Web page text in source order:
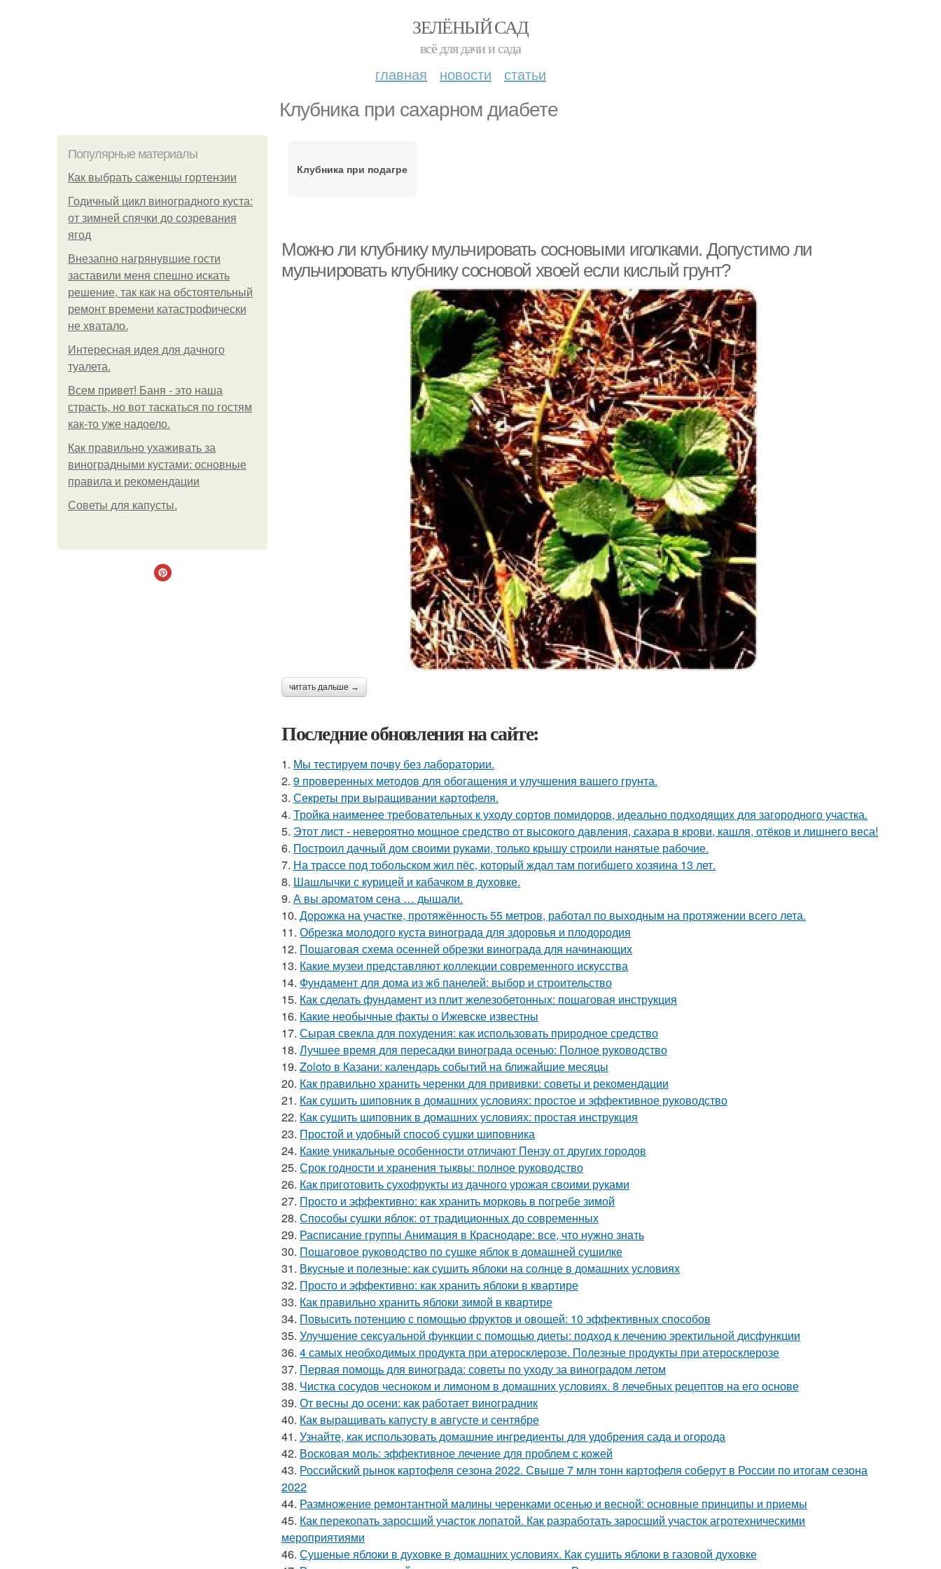
ЗЕЛЁНЫЙ САД
всё для дачи и сада
главная новости статьи
Клубника при сахарном диабете
Популярные материалы
Как выбрать саженцы гортензии
Годичный цикл виноградного куста:
от зимней спячки до созревания
ягод
Внезапно нагрянувшие гости
заставили меня спешно искать
решение, так как на обстоятельный
ремонт времени катастрофически
не хватало.
Интересная идея для дачного
туалета.
Всем привет! Баня - это наша
страсть, но вот таскаться по гостям
как-то уже надоело.
Как правильно ухаживать за
виноградными кустами: основные
правила и рекомендации
Советы для капусты.
Клубника при подагре
Можно ли клубнику мульчировать сосновыми иголками. Допустимо ли
мульчировать клубнику сосновой хвоей если кислый грунт?
читать дальше →
Последние обновления на сайте:
1. Мы тестируем почву без лаборатории.
2. 9 проверенных методов для обогащения и улучшения вашего грунта.
3. Секреты при выращивании картофеля.
4. Тройка наименее требовательных к уходу сортов помидоров, идеально подходящих для загородного участка.
5. Этот лист - невероятно мощное средство от высокого давления, сахара в крови, кашля, отёков и лишнего веса!
6. Построил дачный дом своими руками, только крышу строили нанятые рабочие.
7. На трассе под тобольском жил пёс, который ждал там погибшего хозяина 13 лет.
8. Шашлычки с курицей и кабачком в духовке.
9. А вы ароматом сена … дышали.
10. Дорожка на участке, протяжённость 55 метров, работал по выходным на протяжении всего лета.
11. Обрезка молодого куста винограда для здоровья и плодородия
12. Пошаговая схема осенней обрезки винограда для начинающих
13. Какие музеи представляют коллекции современного искусства
14. Фундамент для дома из жб панелей: выбор и строительство
15. Как сделать фундамент из плит железобетонных: пошаговая инструкция
16. Какие необычные факты о Ижевске известны
17. Сырая свекла для похудения: как использовать природное средство
18. Лучшее время для пересадки винограда осенью: Полное руководство
19. Zoloto в Казани: календарь событий на ближайшие месяцы
20. Как правильно хранить черенки для прививки: советы и рекомендации
21. Как сушить шиповник в домашних условиях: простое и эффективное руководство
22. Как сушить шиповник в домашних условиях: простая инструкция
23. Простой и удобный способ сушки шиповника
24. Какие уникальные особенности отличают Пензу от других городов
25. Срок годности и хранения тыквы: полное руководство
26. Как приготовить сухофрукты из дачного урожая своими руками
27. Просто и эффективно: как хранить морковь в погребе зимой
28. Способы сушки яблок: от традиционных до современных
29. Расписание группы Анимация в Краснодаре: все, что нужно знать
30. Пошаговое руководство по сушке яблок в домашней сушилке
31. Вкусные и полезные: как сушить яблоки на солнце в домашних условиях
32. Просто и эффективно: как хранить яблоки в квартире
33. Как правильно хранить яблоки зимой в квартире
34. Повысить потенцию с помощью фруктов и овощей: 10 эффективных способов
35. Улучшение сексуальной функции с помощью диеты: подход к лечению эректильной дисфункции
36. 4 самых необходимых продукта при атеросклерозе. Полезные продукты при атеросклерозе
37. Первая помощь для винограда: советы по уходу за виноградом летом
38. Чистка сосудов чесноком и лимоном в домашних условиях. 8 лечебных рецептов на его основе
39. От весны до осени: как работает виноградник
40. Как выращивать капусту в августе и сентябре
41. Узнайте, как использовать домашние ингредиенты для удобрения сада и огорода
42. Восковая моль: эффективное лечение для проблем с кожей
43. Российский рынок картофеля сезона 2022. Свыше 7 млн тонн картофеля соберут в России по итогам сезона
2022
44. Размножение ремонтантной малины черенками осенью и весной: основные принципы и приемы
45. Как перекопать заросший участок лопатой. Как разработать заросший участок агротехническими
мероприятиями
46. Сушеные яблоки в духовке в домашних условиях. Как сушить яблоки в газовой духовке